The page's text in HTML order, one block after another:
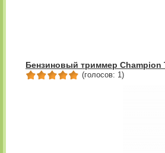
Бензиновый триммер Champion
(голосов: 1)